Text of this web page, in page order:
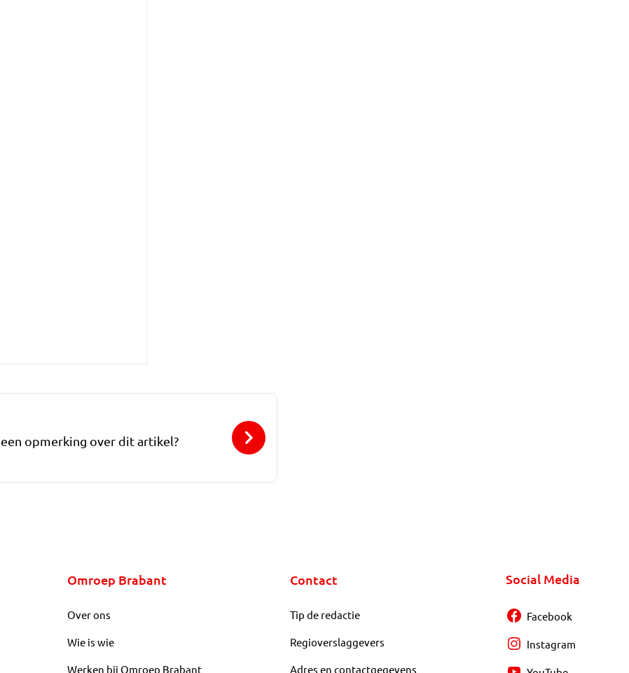
opmerking over dit artikel?
Omroep Brabant
Over ons
Wie is wie
Werken bij Omroep Brabant
Contact
Tip de redactie
Regioverslaggevers
Adres en contactgegevens
Social Media
Facebook
Instagram